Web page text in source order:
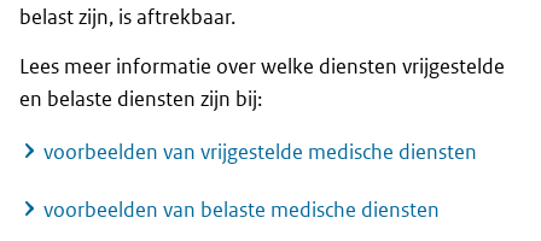
belast zijn, is aftrekbaar.
Lees meer informatie over welke diensten vrijgestelde
en belaste diensten zijn bij:
voorbeelden van vrijgestelde medische diensten
voorbeelden van belaste medische diensten